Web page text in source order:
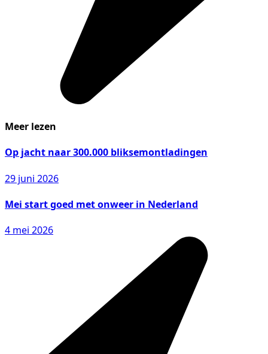
Meer lezen
Op jacht naar 300.000 bliksemontladingen
29 juni 2026
Mei start goed met onweer in Nederland
4 mei 2026